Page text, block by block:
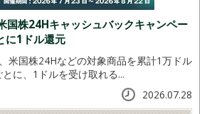
株24Hキャッシュバックキャンペー
に1ドル還元
米国株24Hなどの対象商品を累計1万ドル
に、1ドルを受け取れる...
2026.07.28